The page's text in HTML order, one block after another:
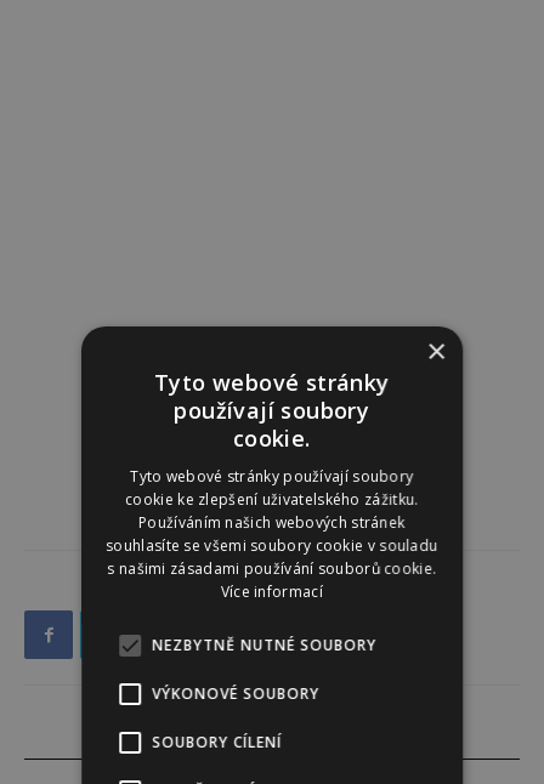
×
Tyto webové stránky
používají soubory
cookie.
Tyto webové stránky používají soubory
cookie ke zlepšení uživatelského zážitku.
Používáním našich webových stránek
souhlasíte se všemi soubory cookie v souladu
s našimi zásadami používání souborů cookie.
Více informací
NEZBYTNĚ NUTNÉ SOUBORY
VÝKONOVÉ SOUBORY
SOUBORY CÍLENÍ